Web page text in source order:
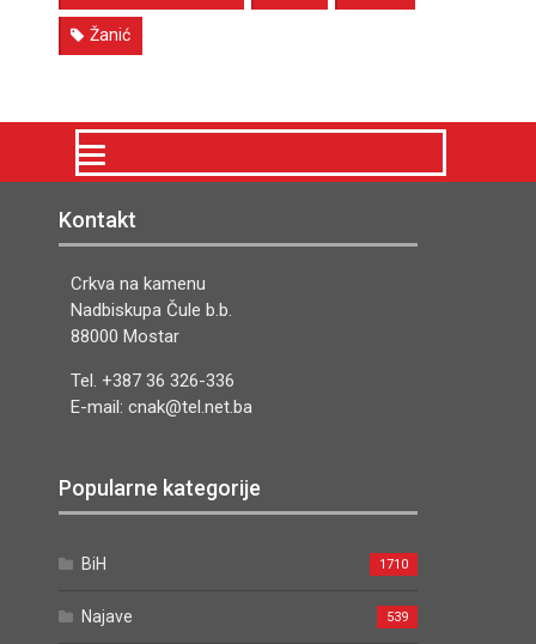
Žanić
Kontakt
Crkva na kamenu
Nadbiskupa Čule b.b.
88000 Mostar
Tel. +387 36 326-336
E-mail: cnak@tel.net.ba
Popularne kategorije
BiH 1710
Najave 539